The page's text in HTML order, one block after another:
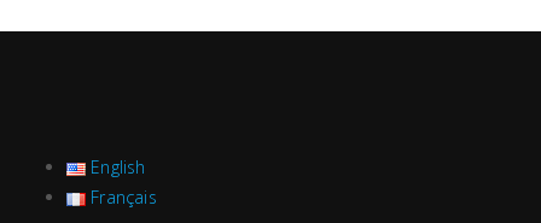
English
Français